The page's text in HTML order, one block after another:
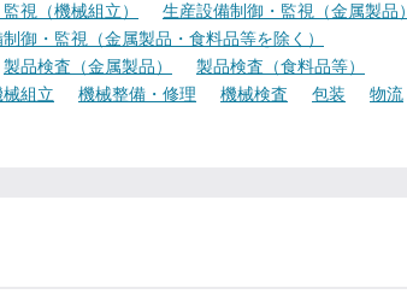
視（機械組立）
生産設備制御・監視（金属製品）
御・監視（金属製品・食料品等を除く）
製品検査（金属製品）
製品検査（食料品等）
械組立 機械整備・修理 機械検査 包装
物流